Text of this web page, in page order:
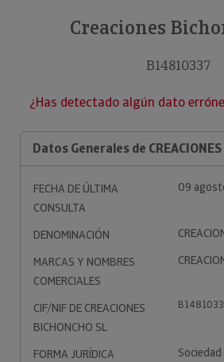
Creaciones
B14810337
¿Has detectado algún dato
Datos Generales de CREACIONES
FECHA DE ÚLTIMA
CONSULTA
09
DENOMINACIÓN
MARCAS Y NOMBRES
COMERCIALES
CIF/NIF DE CREACIONES
BICHONCHO SL
FORMA JURÍDICA